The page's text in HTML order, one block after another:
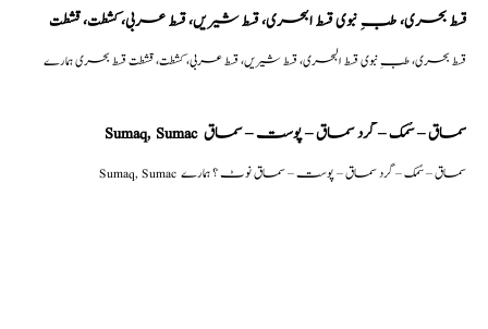
قسط بحری، طبِ نبوی قسط البحری، قسط شیریں، قسط عربی، كشطت، قشطت
قسط بحری، طبِ نبوی قسط البحری، قسط شیریں، قسط عربی، كشطت، قشطت قسط بحری ہمارے
Sumaq, Sumac سماق – سُمک – گرد سماق – پوست – سماق
Sumaq, Sumac سماق – سُمک – گرد سماق – پوست – سماق نوٹ ؟ ہمارے